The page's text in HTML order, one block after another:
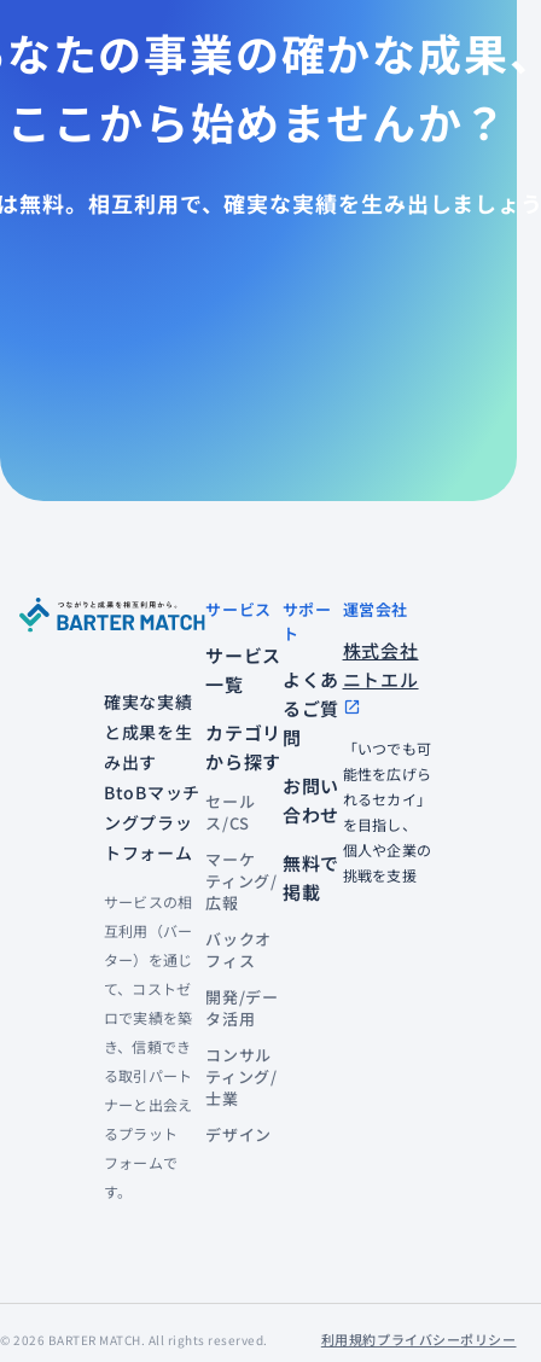
たの事業の確かな成果
ここから始めませんか？
無料。相互利用で、確実な実績を生み出しましょ
確実な実績
と成果を生
み出す
BtoBマッチ
ングプラッ
トフォーム
サービスの相
互利用（バー
ター）を通じ
て、コストゼ
ロで実績を築
き、信頼でき
る取引パート
ナーと出会え
るプラット
フォームで
す。
サービス
サービス
一覧
カテゴリ
から探す
セール
ス/CS
マーケ
ティング/
広報
バックオ
フィス
開発/デー
タ活用
コンサル
ティング/
士業
デザイン
サポー
ト
よくあ
るご質
問
お問い
合わせ
無料で
掲載
運営会社
株式会社
ニトエル
open_in_new
「いつでも可
能性を広げら
れるセカイ」
を目指し、
個人や企業の
挑戦を支援
© 2026 BARTER MATCH. All rights reserved. 利用規約プライバシーポリシー